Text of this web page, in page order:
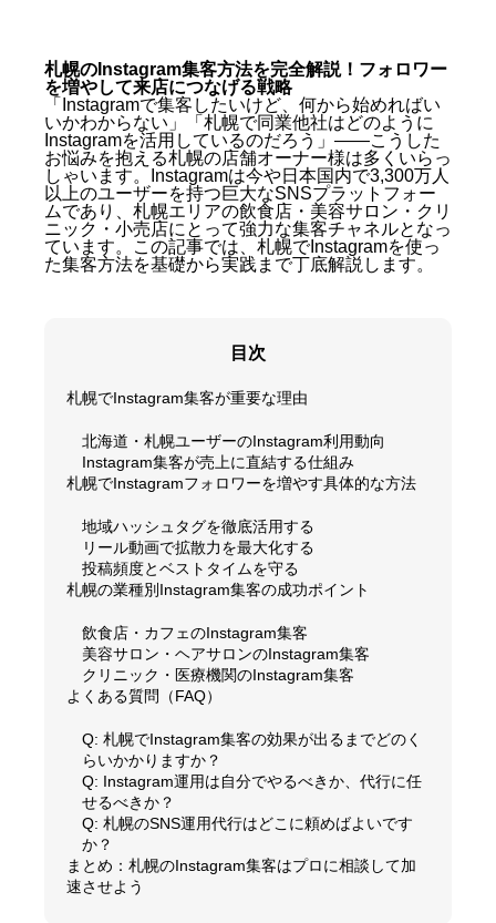
札幌のInstagram集客方法を完全解説！フォロワー
を増やして来店につなげる戦略
「Instagramで集客したいけど、何から始めればい
いかわからない」「札幌で同業他社はどのように
Instagramを活用しているのだろう」——こうした
お悩みを抱える札幌の店舗オーナー様は多くいらっ
しゃいます。Instagramは今や日本国内で3,300万人
以上のユーザーを持つ巨大なSNSプラットフォー
ムであり、札幌エリアの飲食店・美容サロン・クリ
ニック・小売店にとって強力な集客チャネルとなっ
ています。この記事では、札幌でInstagramを使っ
た集客方法を基礎から実践まで丁底解説します。
目次
札幌でInstagram集客が重要な理由
北海道・札幌ユーザーのInstagram利用動向
Instagram集客が売上に直結する仕組み
札幌でInstagramフォロワーを増やす具体的な方法
地域ハッシュタグを徹底活用する
リール動画で拡散力を最大化する
投稿頻度とベストタイムを守る
札幌の業種別Instagram集客の成功ポイント
飲食店・カフェのInstagram集客
美容サロン・ヘアサロンのInstagram集客
クリニック・医療機関のInstagram集客
よくある質問（FAQ）
Q: 札幌でInstagram集客の効果が出るまでどのく
らいかかりますか？
Q: Instagram運用は自分でやるべきか、代行に任
せるべきか？
Q: 札幌のSNS運用代行はどこに頼めばよいです
か？
まとめ：札幌のInstagram集客はプロに相談して加
速させよう